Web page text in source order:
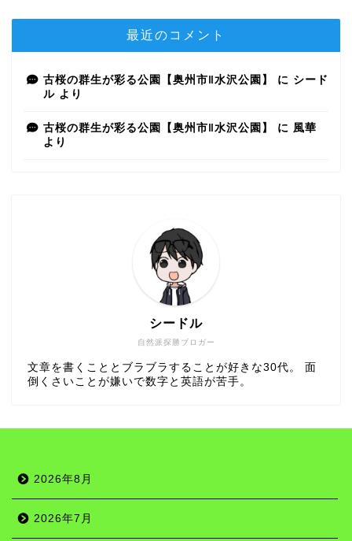
最近のコメント
古桜の群生が彩る公園【奥州市‖水沢公園】 に シード
ル より
古桜の群生が彩る公園【奥州市‖水沢公園】 に 風華
より
自然派探勝ブロガー
シードル
文章を書くこととブラブラすることが好きな30代。 面
倒くさいことが嫌いで数字と英語が苦手。
2026年8月
2026年7月